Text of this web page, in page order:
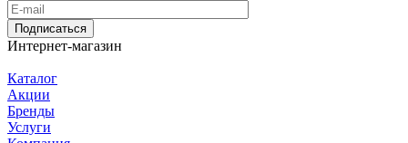
Подписаться
Интернет-магазин
Каталог
Акции
Бренды
Услуги